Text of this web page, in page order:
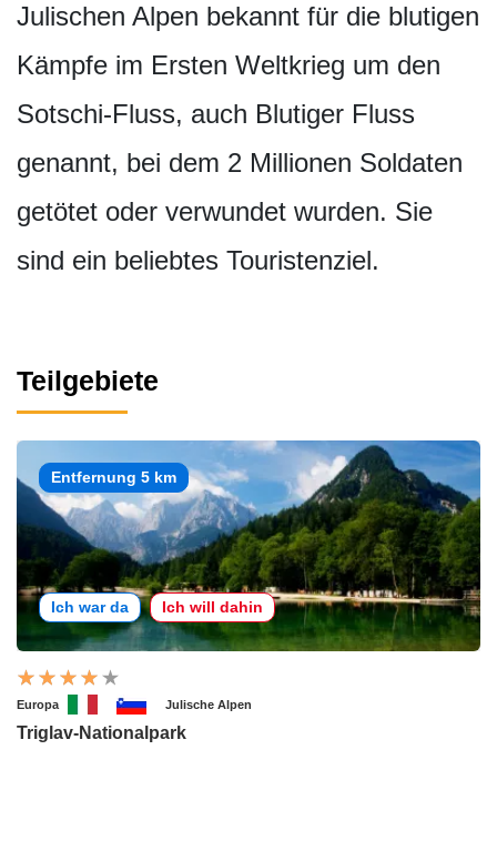
Julischen Alpen bekannt für die blutigen
Kämpfe im Ersten Weltkrieg um den
Sotschi-Fluss, auch Blutiger Fluss
genannt, bei dem 2 Millionen Soldaten
getötet oder verwundet wurden. Sie
sind ein beliebtes Touristenziel.
Teilgebiete
Entfernung 5 km
Ich war da Ich will dahin
Europa Julische Alpen
Triglav-Nationalpark